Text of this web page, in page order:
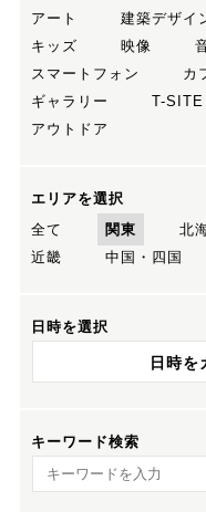
アート
建築デザイ
キッズ
映像
スマートフォン
カ
ギャラリー
T-SITE
アウトドア
エリアを選択
全て
関東 北
近畿
中国・四国
日時を選択
日時を
キーワード検索
キーワード検索